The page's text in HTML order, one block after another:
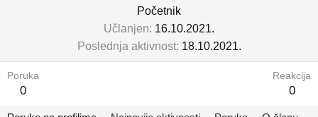
Početnik
Učlanjen 16.10.2021.
Poslednja aktivnost 18.10.2021.
Poruka
0
Reakcija
0